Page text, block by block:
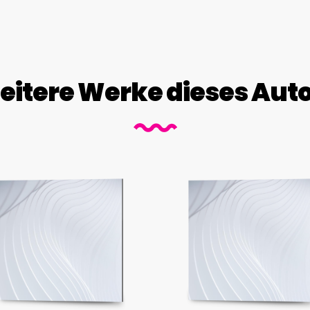
Werke dieses